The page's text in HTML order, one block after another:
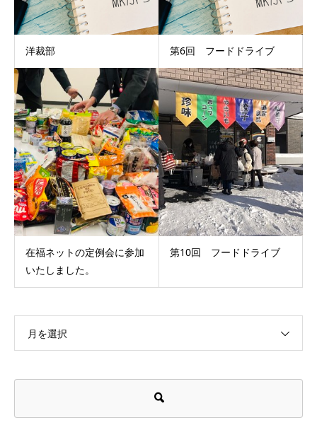
洋裁部 第6回 フードドライブ
在福ネットの定例会に参加
いたしました。
第10回 フードドライブ
月を選択